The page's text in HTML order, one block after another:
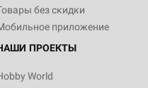
без скидки
приложение
ПРОЕКТЫ
World